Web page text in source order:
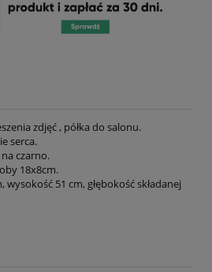
zdjęć , półka do salonu.
serca.
czarno.
18x8cm.
51 cm, głębokość składanej